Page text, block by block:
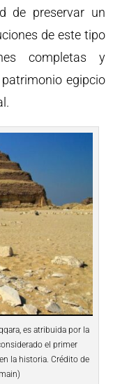
de preservar un
de este tipo
completas y
egipcio
es atribuida por la
el primer
la historia. Crédito de